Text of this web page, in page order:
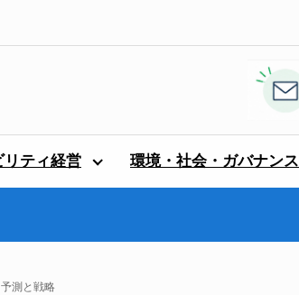
リティ経営 環境・社会・ガバナンス
測と戦略